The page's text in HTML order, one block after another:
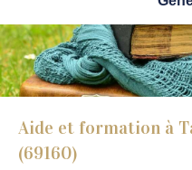
Aide et formation à
(69160)